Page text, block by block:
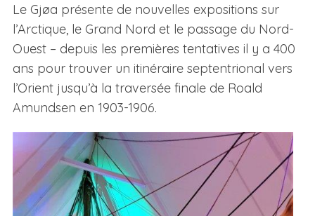
Le Gjøa présente de nouvelles expositions sur
l’Arctique, le Grand Nord et le passage du Nord-
Ouest – depuis les premières tentatives il y a 400
ans pour trouver un itinéraire septentrional vers
l’Orient jusqu’à la traversée finale de Roald
Amundsen en 1903-1906.